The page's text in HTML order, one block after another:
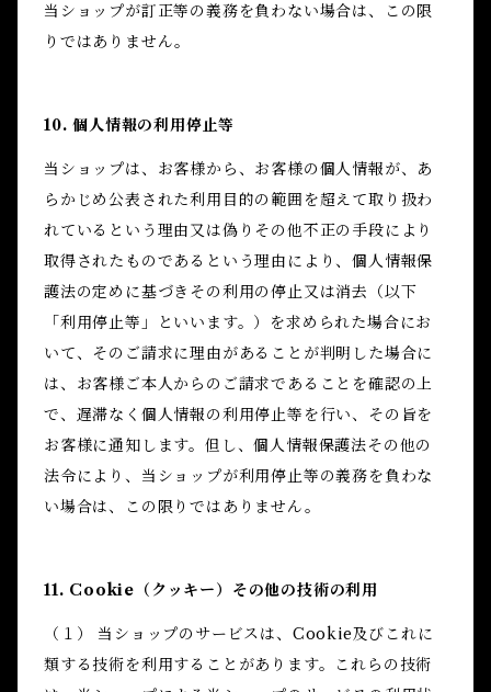
当ショップが訂正等の義務を負わない場合は、この限
りではありません。
10. 個人情報の利用停止等
当ショップは、お客様から、お客様の個人情報が、あ
らかじめ公表された利用目的の範囲を超えて取り扱わ
れているという理由又は偽りその他不正の手段により
取得されたものであるという理由により、個人情報保
護法の定めに基づきその利用の停止又は消去（以下
「利用停止等」といいます。）を求められた場合にお
いて、そのご請求に理由があることが判明した場合に
は、お客様ご本人からのご請求であることを確認の上
で、遅滞なく個人情報の利用停止等を行い、その旨を
お客様に通知します。但し、個人情報保護法その他の
法令により、当ショップが利用停止等の義務を負わな
い場合は、この限りではありません。
11. Cookie（クッキー）その他の技術の利用
（１） 当ショップのサービスは、Cookie及びこれに
類する技術を利用することがあります。これらの技術